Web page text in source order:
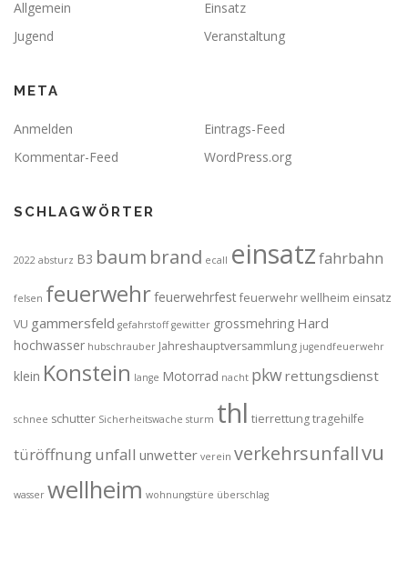
Allgemein
Einsatz
Jugend
Veranstaltung
META
Anmelden
Eintrags-Feed
Kommentar-Feed
WordPress.org
SCHLAGWÖRTER
2022 absturz B3 baum brand ecall einsatzfahrbahn
felsen feuerwehrfeuerwehrfest feuerwehr wellheim einsatz
VU gammersfeld gefahrstoff gewitter grossmehring Hard
hochwasser hubschrauber Jahreshauptversammlung jugendfeuerwehr
klein Konstein lange Motorrad nacht pkwrettungsdienst
schnee schutter Sicherheitswache sturm thl tierrettungtragehilfe
türöffnungunfall unwetter verein verkehrsunfallvu
wasser wellheim wohnungstüre überschlag